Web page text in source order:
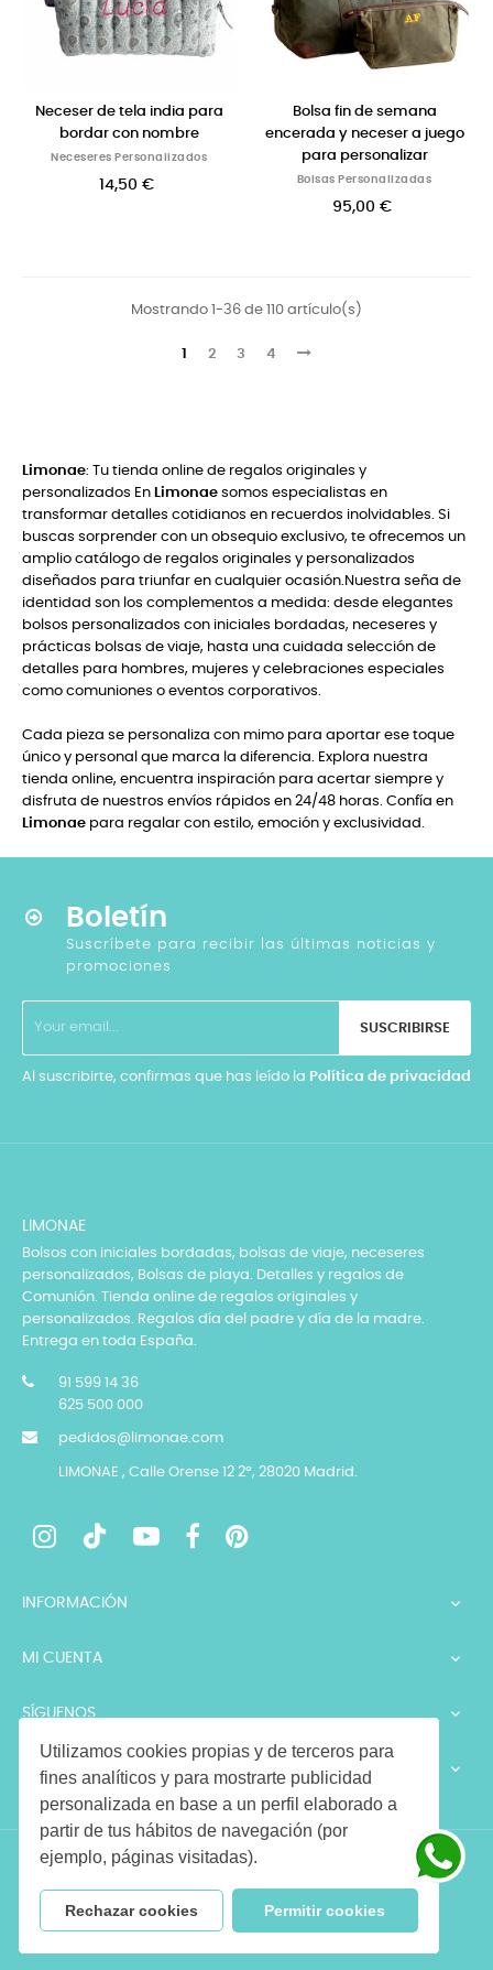
Utilizamos cookies propias y de terceros para
fines analíticos y para mostrarte publicidad
personalizada en base a un perfil elaborado a
partir de tus hábitos de navegación (por
ejemplo, páginas visitadas).
Rechazar cookies Permitir cookies
Neceser de tela india para
bordar con nombre
Neceseres Personalizados
14,50 €
Bolsa fin de semana
encerada y neceser a juego
para personalizar
Bolsas Personalizadas
95,00 €
Mostrando 1-36 de 110 artículo(s)
1 2 3 4
Limonae: Tu tienda online de regalos originales y
personalizados En Limonae somos especialistas en
transformar detalles cotidianos en recuerdos inolvidables. Si
buscas sorprender con un obsequio exclusivo, te ofrecemos un
amplio catálogo de regalos originales y personalizados
diseñados para triunfar en cualquier ocasión.Nuestra seña de
identidad son los complementos a medida: desde elegantes
bolsos personalizados con iniciales bordadas, neceseres y
prácticas bolsas de viaje, hasta una cuidada selección de
detalles para hombres, mujeres y celebraciones especiales
como comuniones o eventos corporativos.
Cada pieza se personaliza con mimo para aportar ese toque
único y personal que marca la diferencia. Explora nuestra
tienda online, encuentra inspiración para acertar siempre y
disfruta de nuestros envíos rápidos en 24/48 horas. Confía en
Limonae para regalar con estilo, emoción y exclusividad.
Boletín
Suscríbete para recibir las últimas noticias y
promociones
SUSCRIBIRSE
Al suscribirte, confirmas que has leído la Política de privacidad
LIMONAE
Bolsos con iniciales bordadas, bolsas de viaje, neceseres
personalizados, Bolsas de playa. Detalles y regalos de
Comunión. Tienda online de regalos originales y
personalizados. Regalos día del padre y día de la madre.
Entrega en toda España.
91 599 14 36
625 500 000
pedidos@limonae.com
LIMONAE , Calle Orense 12 2º, 28020 Madrid.
INFORMACIÓN 
MI CUENTA 
SÍGUENOS 
LEGALES 
Copyright © 2026 LIMONAE. Todos los derechos reservados